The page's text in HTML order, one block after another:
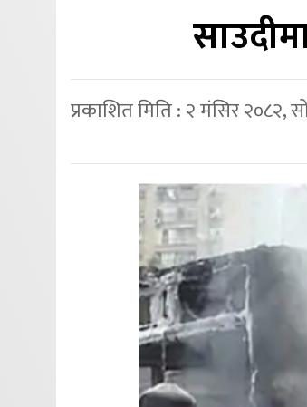
प्रकाशित मिति : २ मंसिर २०८२,